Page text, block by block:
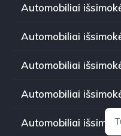
Automobiliai
Automobiliai
Automobiliai
Automobiliai
Automobiliai